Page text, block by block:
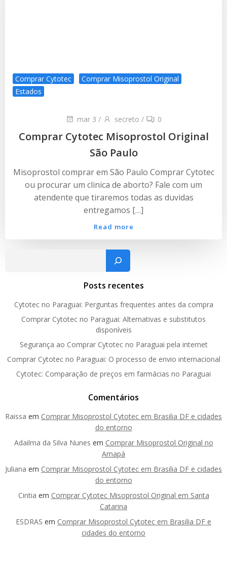
Comprar Cytotec
Comprar Misoprostol Original
Estados
mar 3 / secreto / 0
Comprar Cytotec Misoprostol Original
São Paulo
Misoprostol comprar em São Paulo Comprar Cytotec
ou procurar um clinica de aborto? Fale com um
atendente que tiraremos todas as duvidas
entregamos […]
Read more
Pesquisar
Posts recentes
Cytotec no Paraguai: Perguntas frequentes antes da compra
Comprar Cytotec no Paraguai: Alternativas e substitutos
disponíveis
Segurança ao Comprar Cytotec no Paraguai pela internet
Comprar Cytotec no Paraguai: O processo de envio internacional
Cytotec: Comparação de preços em farmácias no Paraguai
Comentários
Raissa em Comprar Misoprostol Cytotec em Brasilia DF e cidades
do entorno
Adailma da Silva Nunes em Comprar Misoprostol Original no
Amapá
Juliana em Comprar Misoprostol Cytotec em Brasilia DF e cidades
do entorno
Cintia em Comprar Cytotec Misoprostol Original em Santa
Catarina
ESDRAS em Comprar Misoprostol Cytotec em Brasilia DF e
cidades do entorno